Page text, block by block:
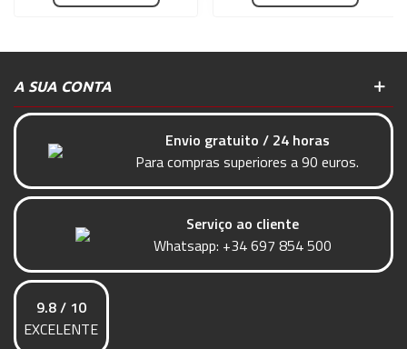
A SUA CONTA
Envio gratuito / 24 horas
Para compras superiores a 90 euros.
Serviço ao cliente
Whatsapp: +34 697 854 500
9.8 / 10
EXCELENTE